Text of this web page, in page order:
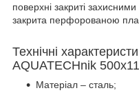
поверхні закриті
закрита перфорованою
Технічні
AQUATECHnik
Матеріал – сталь;